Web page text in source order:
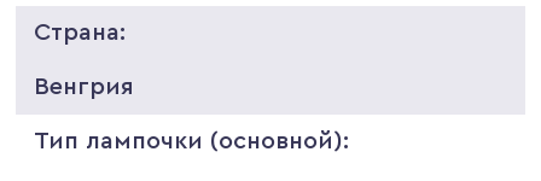
Страна:
Венгрия
Тип лампочки (основной):